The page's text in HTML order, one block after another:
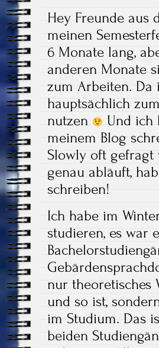
Hey Freunde aus
meinen
6 Monate lang,
anderen Monate
zum Arbeiten. Da
hauptsächlich
nutzen
Und ich
meinem Blog
Slowly oft gefragt
genau abläuft,
schreiben!
Ich habe im
studieren, es war
nur theoretisches
und so ist,
im Studium. Das
beiden